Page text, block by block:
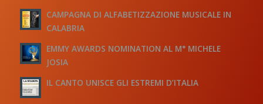
CAMPAGNA DI ALFABETIZZAZIONE MUSICALE IN
CALABRIA
EMMY AWARDS NOMINATION AL M° MICHELE
JOSIA
IL CANTO UNISCE GLI ESTREMI D’ITALIA